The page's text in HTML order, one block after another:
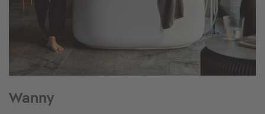
Wanny